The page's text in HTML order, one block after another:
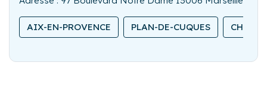
AIX-EN-PROVENCE PLAN-DE-CUQUES